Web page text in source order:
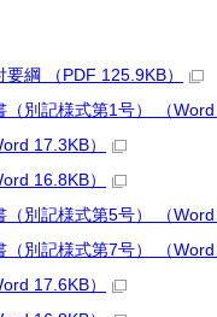
綱 （PDF 125.9KB）
別記様式第1号） （Word
17.3KB）
16.8KB）
別記様式第5号） （Word
別記様式第7号） （Word
17.6KB）